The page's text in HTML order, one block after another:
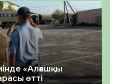
«Алғашқы
өтті